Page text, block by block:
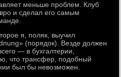
меньше проблем. Клуб
и сделал его самым
я, поляк, выучил
(порядок). Везде должен
— в бухгалтерии,
что трансфер, подобный
был бы невозможен.